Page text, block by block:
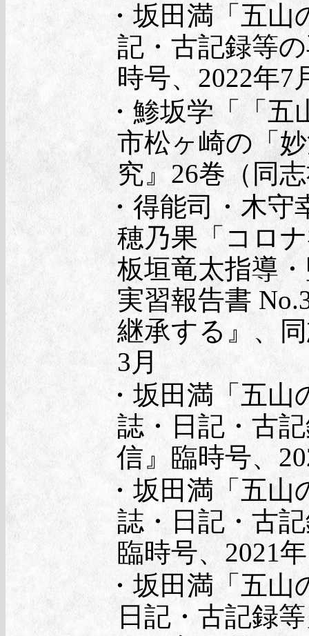
・坂田満「五
記・古記録等
時号、2022年7
・鯵坂学「「
市松ヶ崎の「
究』26巻（同
・得能司・木
穂乃果「コロ
板垣竜太指導
実習報告書
継承する』、
3月
・坂田満「五
誌・日記・古
信』臨時号、
・坂田満「五
誌・日記・古
臨時号、2021
・坂田満「五山
日記・古記録